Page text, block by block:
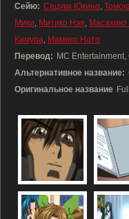
Сейю: Сацуки Юкино,
Мики, Митико Нэя, Масахико
Кимура, Мамико Ното
Перевод: MC
Альтернативное название:
Оригинальное название